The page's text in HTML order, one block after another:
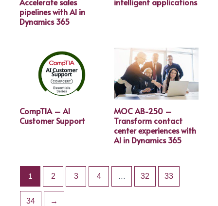
pipelines with AI in
Dynamics 365
CompTIA – AI
Customer Support
MOC AB-250 –
Transform contact
center experiences with
AI in Dynamics 365
1 2 3 4 … 32 33
34 →